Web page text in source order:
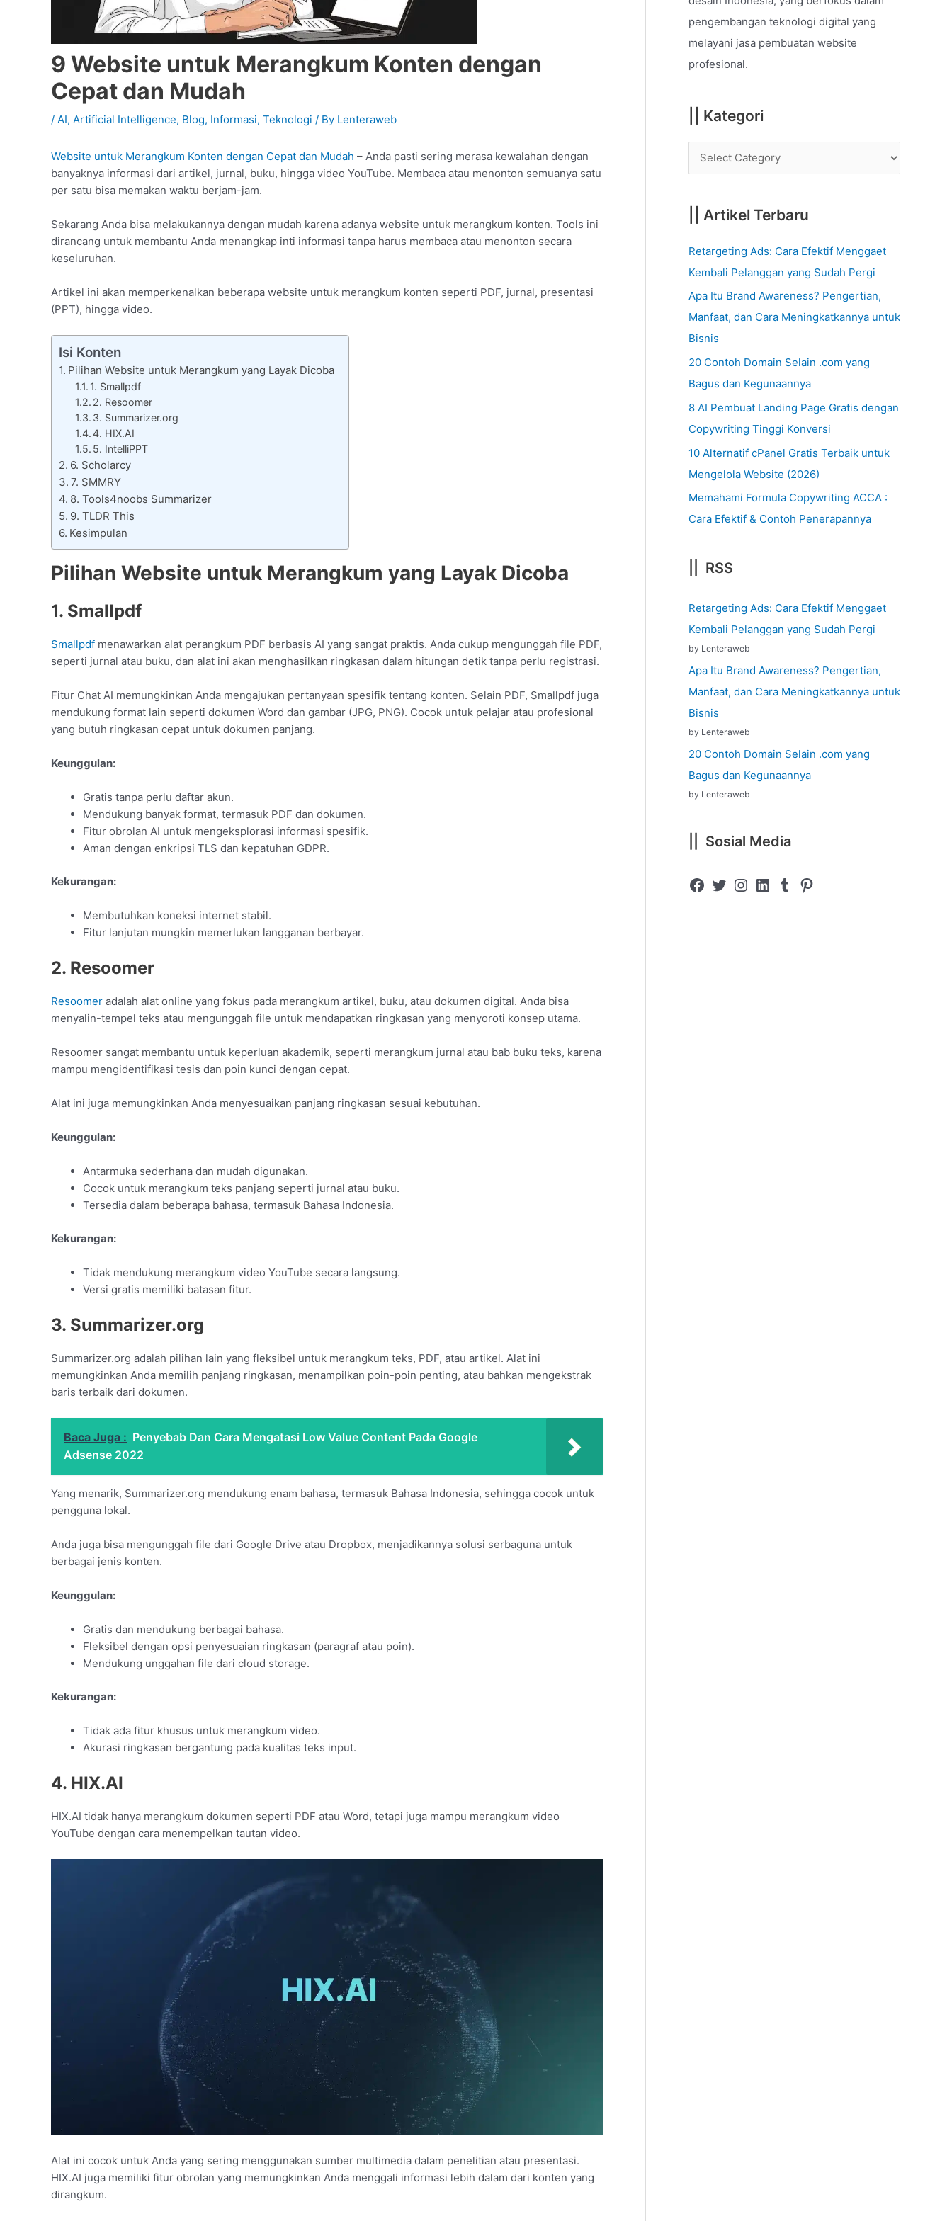
9 Website untuk Merangkum Konten dengan
Cepat dan Mudah
/ AI, Artificial Intelligence, Blog, Informasi, Teknologi / By Lenteraweb
Website untuk Merangkum Konten dengan Cepat dan Mudah – Anda pasti sering merasa kewalahan dengan
banyaknya informasi dari artikel, jurnal, buku, hingga video YouTube. Membaca atau menonton semuanya satu
per satu bisa memakan waktu berjam-jam.
Sekarang Anda bisa melakukannya dengan mudah karena adanya website untuk merangkum konten. Tools ini
dirancang untuk membantu Anda menangkap inti informasi tanpa harus membaca atau menonton secara
keseluruhan.
Artikel ini akan memperkenalkan beberapa website untuk merangkum konten seperti PDF, jurnal, presentasi
(PPT), hingga video.
Isi Konten
Pilihan Website untuk Merangkum yang Layak Dicoba
1. Smallpdf
2. Resoomer
3. Summarizer.org
4. HIX.AI
5. IntelliPPT
6. Scholarcy
7. SMMRY
8. Tools4noobs Summarizer
9. TLDR This
Kesimpulan
Pilihan Website untuk Merangkum yang Layak Dicoba
1. Smallpdf
Smallpdf menawarkan alat perangkum PDF berbasis AI yang sangat praktis. Anda cukup mengunggah file PDF,
seperti jurnal atau buku, dan alat ini akan menghasilkan ringkasan dalam hitungan detik tanpa perlu registrasi.
Fitur Chat AI memungkinkan Anda mengajukan pertanyaan spesifik tentang konten. Selain PDF, Smallpdf juga
mendukung format lain seperti dokumen Word dan gambar (JPG, PNG). Cocok untuk pelajar atau profesional
yang butuh ringkasan cepat untuk dokumen panjang.
Keunggulan:
Gratis tanpa perlu daftar akun.
Mendukung banyak format, termasuk PDF dan dokumen.
Fitur obrolan AI untuk mengeksplorasi informasi spesifik.
Aman dengan enkripsi TLS dan kepatuhan GDPR.
Kekurangan:
Membutuhkan koneksi internet stabil.
Fitur lanjutan mungkin memerlukan langganan berbayar.
2. Resoomer
Resoomer adalah alat online yang fokus pada merangkum artikel, buku, atau dokumen digital. Anda bisa
menyalin-tempel teks atau mengunggah file untuk mendapatkan ringkasan yang menyoroti konsep utama.
Resoomer sangat membantu untuk keperluan akademik, seperti merangkum jurnal atau bab buku teks, karena
mampu mengidentifikasi tesis dan poin kunci dengan cepat.
Alat ini juga memungkinkan Anda menyesuaikan panjang ringkasan sesuai kebutuhan.
Keunggulan:
Antarmuka sederhana dan mudah digunakan.
Cocok untuk merangkum teks panjang seperti jurnal atau buku.
Tersedia dalam beberapa bahasa, termasuk Bahasa Indonesia.
Kekurangan:
Tidak mendukung merangkum video YouTube secara langsung.
Versi gratis memiliki batasan fitur.
3. Summarizer.org
Summarizer.org adalah pilihan lain yang fleksibel untuk merangkum teks, PDF, atau artikel. Alat ini
memungkinkan Anda memilih panjang ringkasan, menampilkan poin-poin penting, atau bahkan mengekstrak
baris terbaik dari dokumen.
Baca Juga : Penyebab Dan Cara Mengatasi Low Value Content Pada Google
Adsense 2022
Yang menarik, Summarizer.org mendukung enam bahasa, termasuk Bahasa Indonesia, sehingga cocok untuk
pengguna lokal.
Anda juga bisa mengunggah file dari Google Drive atau Dropbox, menjadikannya solusi serbaguna untuk
berbagai jenis konten.
Keunggulan:
Gratis dan mendukung berbagai bahasa.
Fleksibel dengan opsi penyesuaian ringkasan (paragraf atau poin).
Mendukung unggahan file dari cloud storage.
Kekurangan:
Tidak ada fitur khusus untuk merangkum video.
Akurasi ringkasan bergantung pada kualitas teks input.
4. HIX.AI
HIX.AI tidak hanya merangkum dokumen seperti PDF atau Word, tetapi juga mampu merangkum video
YouTube dengan cara menempelkan tautan video.
Alat ini cocok untuk Anda yang sering menggunakan sumber multimedia dalam penelitian atau presentasi.
HIX.AI juga memiliki fitur obrolan yang memungkinkan Anda menggali informasi lebih dalam dari konten yang
dirangkum.
o
r
:
pengembangan teknologi digital yang
melayani jasa pembuatan website
profesional.
|| Kategori
|| Artikel Terbaru
Retargeting Ads: Cara Efektif Menggaet
Kembali Pelanggan yang Sudah Pergi
Apa Itu Brand Awareness? Pengertian,
Manfaat, dan Cara Meningkatkannya untuk
Bisnis
20 Contoh Domain Selain .com yang
Bagus dan Kegunaannya
8 AI Pembuat Landing Page Gratis dengan
Copywriting Tinggi Konversi
10 Alternatif cPanel Gratis Terbaik untuk
Mengelola Website (2026)
Memahami Formula Copywriting ACCA :
Cara Efektif & Contoh Penerapannya
|| RSS
Retargeting Ads: Cara Efektif Menggaet
Kembali Pelanggan yang Sudah Pergi
by Lenteraweb
Apa Itu Brand Awareness? Pengertian,
Manfaat, dan Cara Meningkatkannya untuk
Bisnis
by Lenteraweb
20 Contoh Domain Selain .com yang
Bagus dan Kegunaannya
by Lenteraweb
|| Sosial Media